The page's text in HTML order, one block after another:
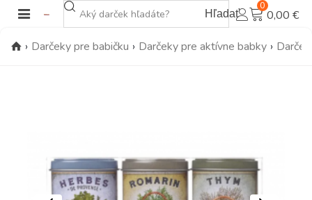
Hľadať
0
0,00 €
› Darčeky pre babičku › Darčeky pre aktívne babky ›